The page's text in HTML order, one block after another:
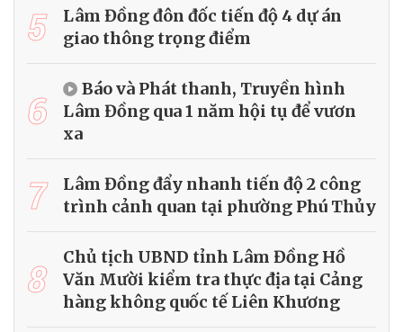
5
Lâm Đồng đôn đốc tiến độ 4 dự án
giao thông trọng điểm
6
Báo và Phát thanh, Truyền hình
Lâm Đồng qua 1 năm hội tụ để vươn
xa
7
Lâm Đồng đẩy nhanh tiến độ 2 công
trình cảnh quan tại phường Phú Thủy
8
Chủ tịch UBND tỉnh Lâm Đồng Hồ
Văn Mười kiểm tra thực địa tại Cảng
hàng không quốc tế Liên Khương